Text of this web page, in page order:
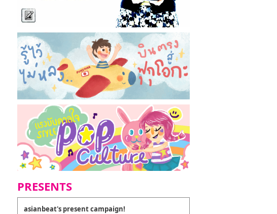
PRESENTS
asianbeat's present campaign!